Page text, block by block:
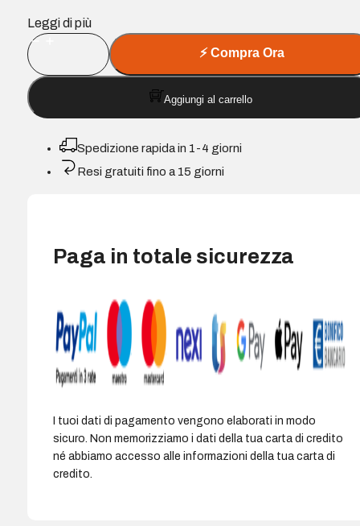
Leggi di più
Cartuccia
d'Inchiostro
originale
Epson
250
C13T16N44010
⚡Compra Ora
Aggiungi al carrello
Spedizione rapida in 1-4 giorni
Resi gratuiti fino a 15 giorni
Paga in totale sicurezza
I tuoi dati di pagamento vengono elaborati in modo
sicuro. Non memorizziamo i dati della tua carta di credito
né abbiamo accesso alle informazioni della tua carta di
credito.